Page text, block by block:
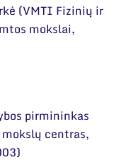
(VMTI Fizinių ir
mokslai,
pirmininkas
centras,